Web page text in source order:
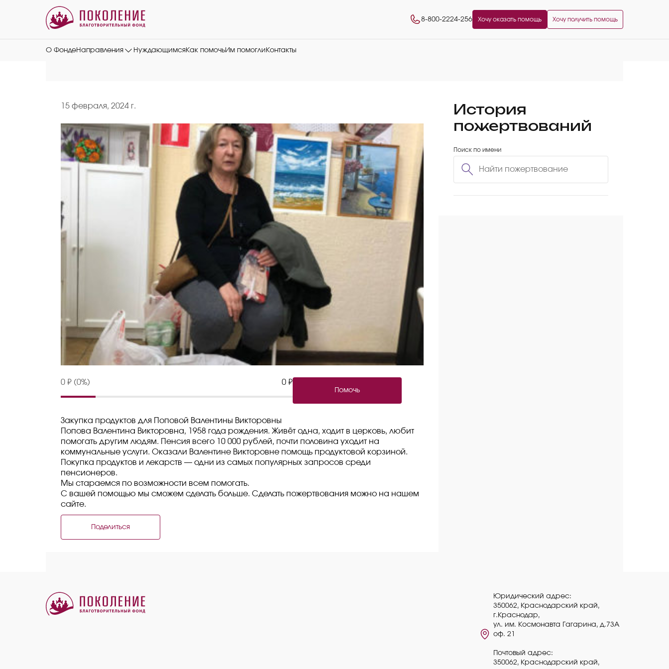
8-800-2224-256 Хочу оказать помощь Хочу получить помощь
О ФондеНаправления НуждающимсяКак помочьИм помогли Контакты
15 февраля, 2024 г.
0 ₽ (0%) 0 ₽
Помочь
Закупка продуктов для Поповой Валентины Викторовны
Попова Валентина Викторовна, 1958 года рождения. Живёт одна, ходит в церковь, любит
помогать другим людям. Пенсия всего 10 000 рублей, почти половина уходит на
коммунальные услуги. Оказали Валентине Викторовне помощь продуктовой корзиной.
Покупка продуктов и лекарств — одни из самых популярных запросов среди
пенсионеров.
Мы стараемся по возможности всем помогать.
С вашей помощью мы сможем сделать больше. Сделать пожертвования можно на нашем
сайте.
Поделиться
История
пожертвований
Поиск по имени
Юридический адрес:
350062, Краснодарский край,
г.Краснодар,
ул. им. Космонавта Гагарина, д.73А
оф. 21
Почтовый адрес:
350062, Краснодарский край,